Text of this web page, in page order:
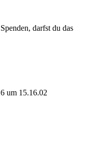
darfst du das